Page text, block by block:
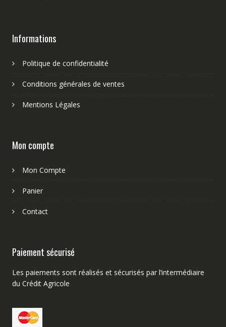
Informations
Politique de confidentialité
Conditions générales de ventes
Mentions Légales
Mon compte
Mon Compte
Panier
Contact
Paiement sécurisé
Les paiements sont réalisés et sécurisés par l’intermédiaire
du Crédit Agricole